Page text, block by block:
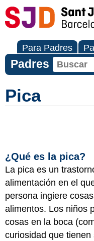
Para Padres
Padres
Pica
¿Qué es la pica?
La pica es un
alimentación en el
persona ingiere
alimentos. Los niños
cosas en la boca
curiosidad que